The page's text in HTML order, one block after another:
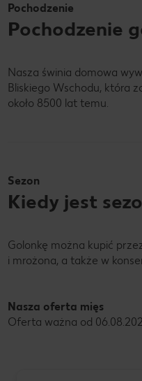
Pochodzenie
Pochodzenie
Nasza świnia domowa
Bliskiego Wschodu, która
około 8500 lat temu.
Sezon
Kiedy jest
Golonkę można kupić
i mrożona, a także w
Nasza oferta mięs
Oferta ważna od